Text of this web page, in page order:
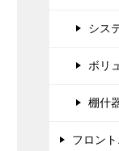
シス
ボリ
棚什
フロン